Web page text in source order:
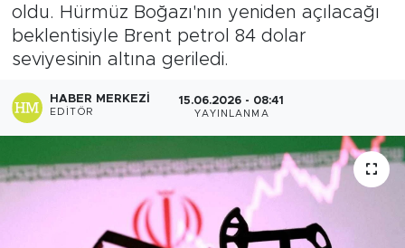
oldu. Hürmüz Boğazı'nın yeniden açılacağı
beklentisiyle Brent petrol 84 dolar
seviyesinin altına geriledi.
HABER MERKEZI
EDITÖR
15.06.2026 - 08:41
YAYINLANMA
Sağlık Turizmi
Teknoloji
Haber Arşivi